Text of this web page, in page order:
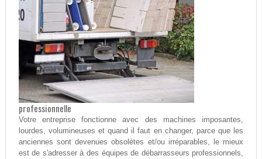
professionnelle
Votre entreprise fonctionne avec des machines imposantes,
lourdes, volumineuses et quand il faut en changer, parce que les
anciennes sont devenues obsolètes et/ou irréparables, le mieux
est de s'adresser à des équipes de débarrasseurs professionnels,